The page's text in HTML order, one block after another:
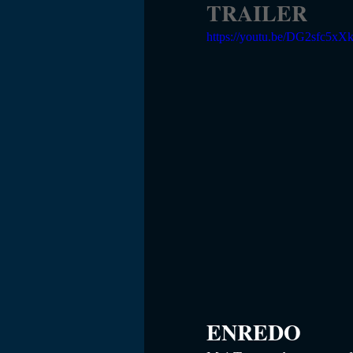
TRAILER
https://youtu.be/
ENREDO